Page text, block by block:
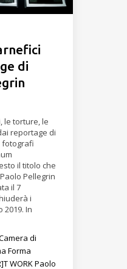
di
le torture, le
reportage di
fotografi
il titolo che
Pellegrin
il 7
i
2019. In
di
Forma
WORKPaolo